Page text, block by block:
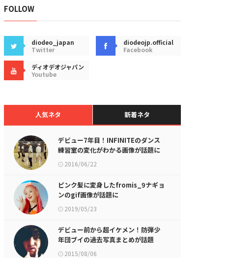
FOLLOW
diodeo_japan
Twitter
diodeojp.official
Facebook
ディオデオジャパン
Youtube
人気ネタ 新着ネタ
デビュー7年目！INFINITEのダンス
練習室の変化がわかる画像が話題に
2016/06/22
ピンク髪に変身したfromis_9ナギョ
ンのgif画像が話題に
2019/05/23
デビュー前から超イケメン！防弾少
年団ブイの過去写真まとめが話題
に、第2弾
2015/08/06